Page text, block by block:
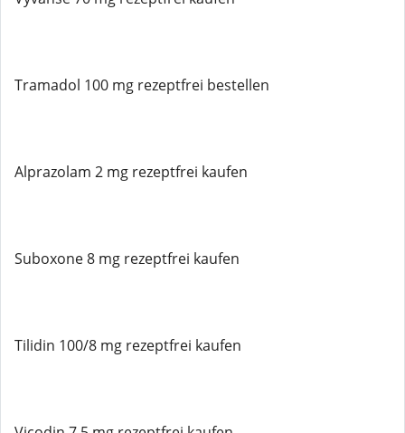
Tramadol 100 mg rezeptfrei bestellen
Alprazolam 2 mg rezeptfrei kaufen
Suboxone 8 mg rezeptfrei kaufen
Tilidin 100/8 mg rezeptfrei kaufen